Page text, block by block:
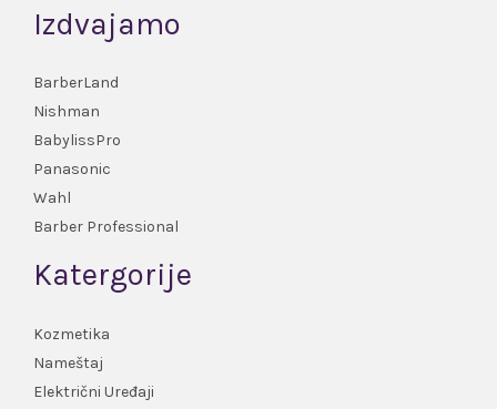
Izdvajamo
BarberLand
Nishman
BabylissPro
Panasonic
Wahl
Barber Professional
Katergorije
Kozmetika
Nameštaj
Električni Uređaji